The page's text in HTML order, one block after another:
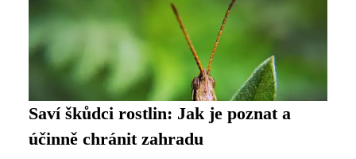
Saví škůdci rostlin: Jak je poznat a
účinně chránit zahradu